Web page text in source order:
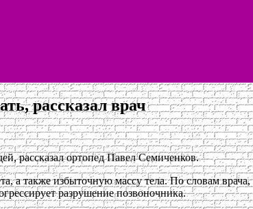
рассказал врач
рассказал ортопед Павел Семиченков.
а также избыточную массу тела. По словам
разрушение позвоночника.